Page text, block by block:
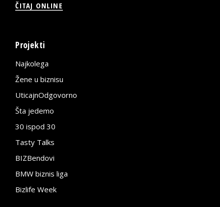
ČITAJ ONLINE
Projekti
Najkolega
Žene u biznisu
UticajnOdgovorno
Šta jedemo
30 ispod 30
Tasty Talks
BIZBendovi
BMW biznis liga
Bizlife Week